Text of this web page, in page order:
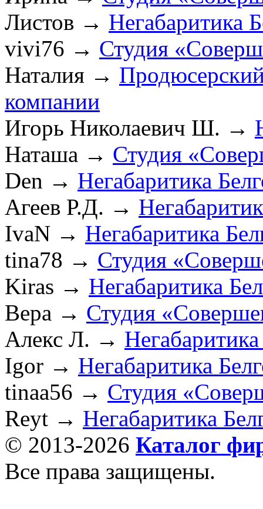
Листов → Негабаритика
vivi76 → Студия
Наталия →
компании
Игорь Николаевич Ш. →
Наташа → Студия
Den → Негабаритика
Агеев Р.Д. →
IvaN → Негабаритика
tina78 → Студия
Kiras → Негабаритика
Вера → Студия
Алекс Л. →
Igor → Негабаритика
tinaa56 → Студия
Reyt → Негабаритика
© 2013-2026 Каталог
Все права защищены.